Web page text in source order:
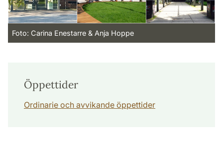
Foto: Carina Enestarre & Anja Hoppe
Öppettider
Ordinarie och avvikande öppettider